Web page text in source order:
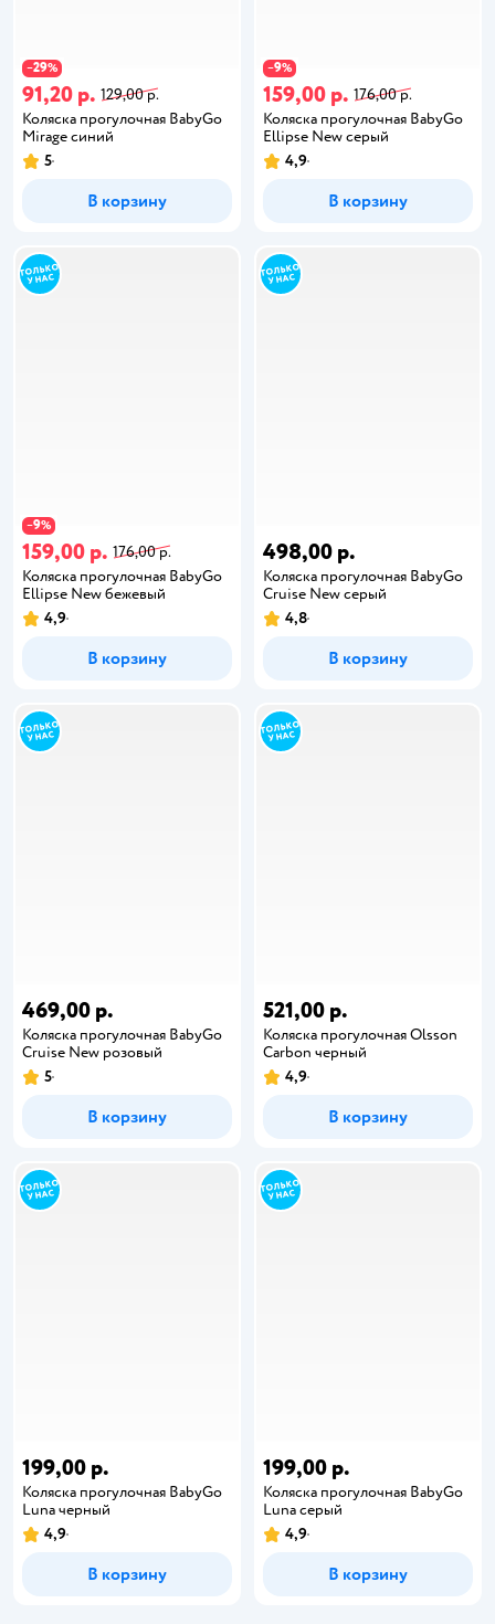
−29%
91,20 р. 129,00 р.
Коляска прогулочная BabyGo
Mirage синий
5
В корзину
−9%
159,00 р. 176,00 р.
Коляска прогулочная BabyGo
Ellipse New серый
4,9
В корзину
−9%
159,00 р. 176,00 р.
Коляска прогулочная BabyGo
Ellipse New бежевый
4,9
В корзину
498,00 р.
Коляска прогулочная BabyGo
Cruise New серый
4,8
В корзину
469,00 р.
Коляска прогулочная BabyGo
Cruise New розовый
5
В корзину
521,00 р.
Коляска прогулочная Olsson
Carbon черный
4,9
В корзину
199,00 р.
Коляска прогулочная BabyGo
Luna черный
4,9
В корзину
199,00 р.
Коляска прогулочная BabyGo
Luna серый
4,9
В корзину